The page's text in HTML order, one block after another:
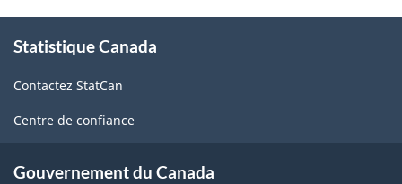
économiques
canadiens
propos
ce
site
Statistique Canada
Contactez StatCan
Centre de confiance
Gouvernement du Canada